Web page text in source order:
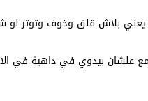
يعني بلاش قلق وخوف وتوتر
علشان بيدوي في داهية في